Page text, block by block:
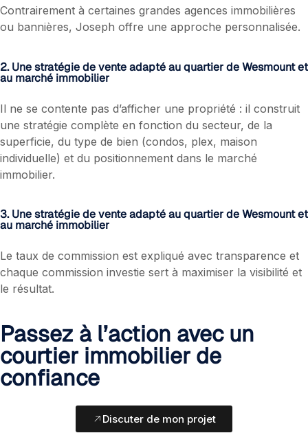
Contrairement à certaines grandes agences immobilières
ou bannières, Joseph offre une approche personnalisée.
2. Une stratégie de vente adapté au quartier de Wesmount et
au marché immobilier
Il ne se contente pas d’afficher une propriété : il construit
une stratégie complète en fonction du secteur, de la
superficie, du type de bien (condos, plex, maison
individuelle) et du positionnement dans le marché
immobilier.
3. Une stratégie de vente adapté au quartier de Wesmount et
au marché immobilier
Le taux de commission est expliqué avec transparence et
chaque commission investie sert à maximiser la visibilité et
le résultat.
Passez à l’action avec un
courtier immobilier de
confiance
Discuter de mon projet